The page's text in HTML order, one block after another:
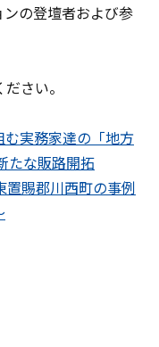
の登壇者および参
さい。
実務家達の「地方
たな販路開拓
賜郡川西町の事例